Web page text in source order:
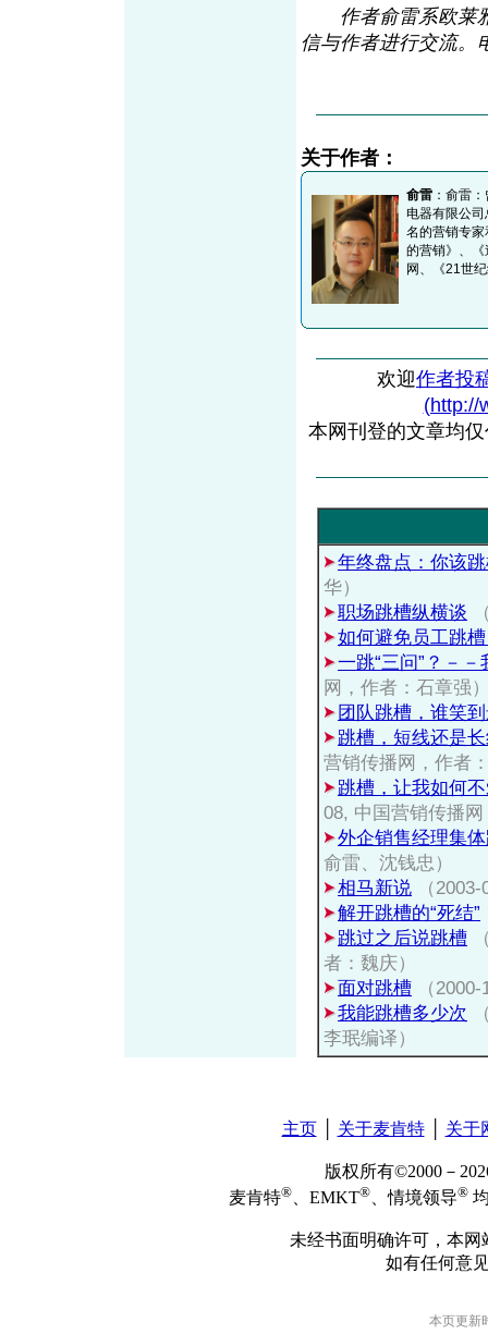
作者俞雷系欧莱雅
信与作者进行交流。
关于作者：
俞雷 ：俞雷
电器有限公
名的营销专
的营销》、
网、《21世
欢迎作者投
(http://
本网刊登的文章均
年终盘点：你该
华）
职场跳槽纵横谈
如何避免员工跳
一跳“三问”？－
网，作者：石章强
团队跳槽，谁笑
跳槽，短线还是
营销传播网，作者
跳槽，让我如何
08, 中国营销传播
外企销售经理集
俞雷、沈钱忠）
相马新说
（
解开跳槽的“死结”
跳过之后说跳槽
者：魏庆）
面对跳槽
（
我能跳槽多少次
李珉编译）
主页│ 关于麦肯特│ 关于
版权所有©2000－
麦肯特® 、EMKT® 、情境领导®
未经书面明确许可，本
如有任何意
本页更新